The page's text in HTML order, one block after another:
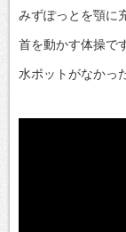
みずぽっとを顎に
首を動かす体操で
水ポットがなかっ